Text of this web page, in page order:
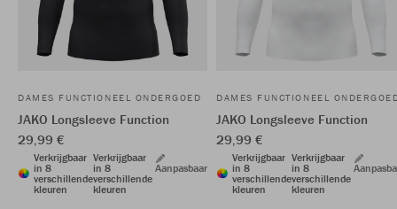
DAMES FUNCTIONEEL ONDERGOED
JAKO Longsleeve Function
29,99 €
Verkrijgbaar
in 8
verschillende
kleuren
Verkrijgbaar
in 8
verschillende
kleuren
Aanpasbaar
DAMES FUNCTIONEEL
JAKO Longsleeve Function
29,99 €
Verkrijgbaar
in 8
verschillende
kleuren
Verkrijgbaar
in 8
verschillende
kleuren